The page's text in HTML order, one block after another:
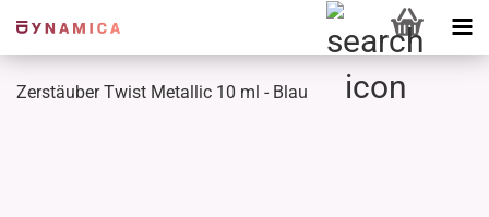
Zerstäuber Twist Metallic 10 ml - Blau